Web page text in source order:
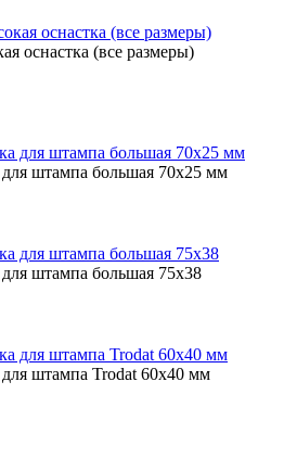
оснастка (все размеры)
для штампа большая 70х25 мм
штампа большая 75х38
для штампа Trodat 60х40 мм